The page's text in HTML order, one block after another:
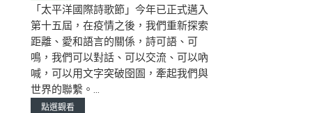
「太平洋國際詩歌節」今年已正式邁入
第十五屆，在疫情之後，我們重新探索
距離、愛和語言的關係，詩可語、可
鳴，我們可以對話、可以交流、可以吶
喊，可以用文字突破囹圄，牽起我們與
世界的聯繫。...
點選觀看